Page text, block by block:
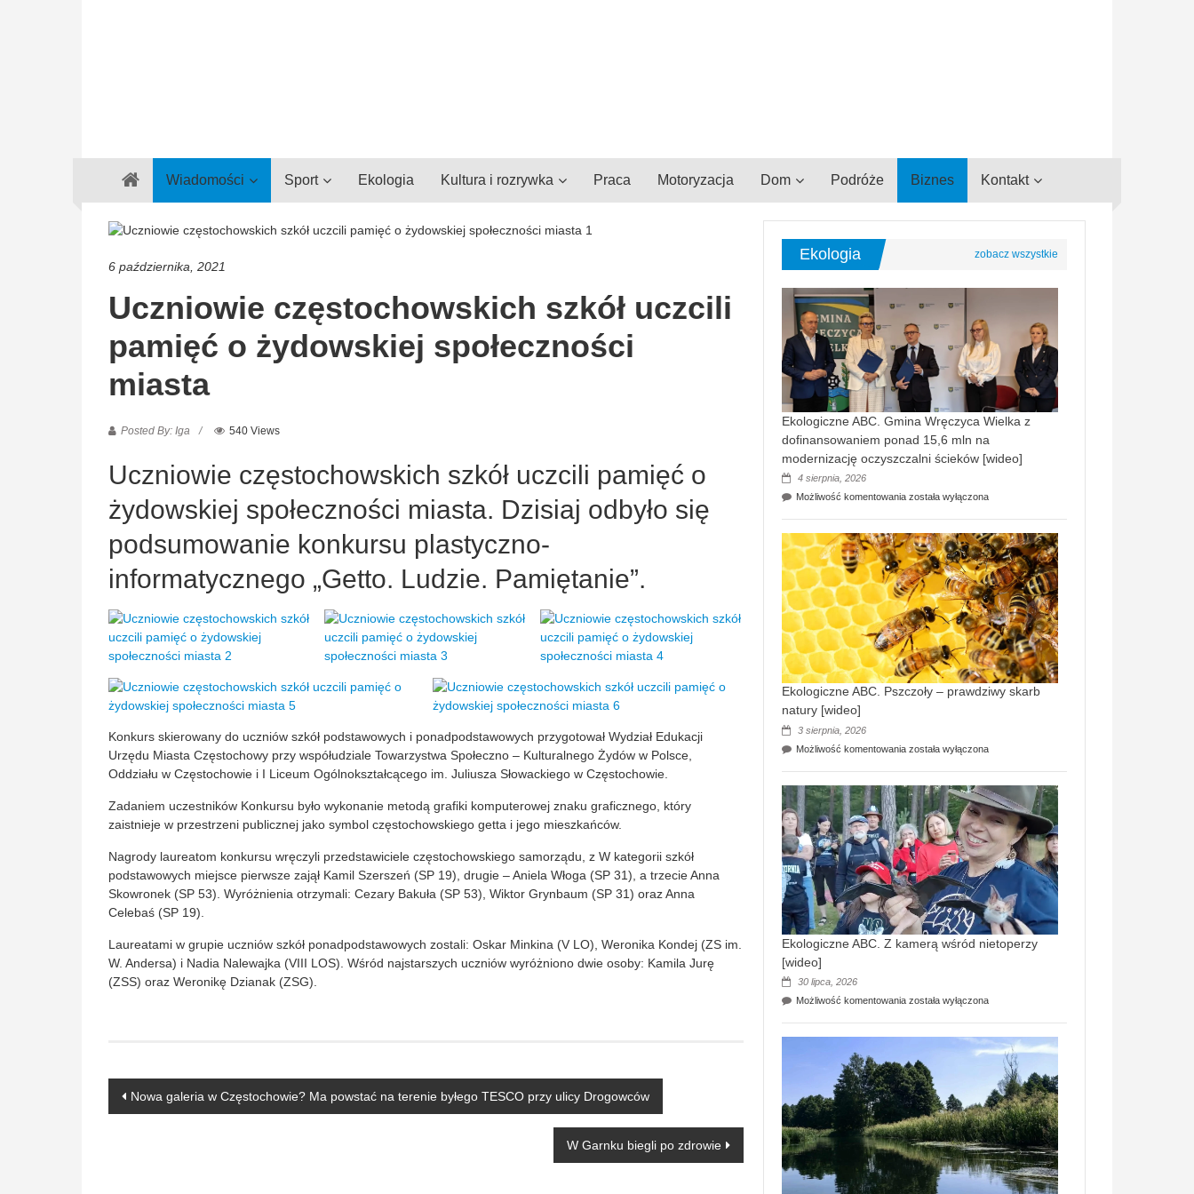
Gazeta
Regionalna
Częstochowa,
Lubliniec,
Wiadomości Sport Ekologia Kultura i rozrywka Praca Motoryzacja Dom Podróże Biznes Kontakt
6 października, 2021
Uczniowie częstochowskich szkół uczcili
pamięć o żydowskiej społeczności
miasta
Posted By: Iga 540 Views
Uczniowie częstochowskich szkół uczcili pamięć o
żydowskiej społeczności miasta. Dzisiaj odbyło się
podsumowanie konkursu plastyczno-
informatycznego „Getto. Ludzie. Pamiętanie”.
Konkurs skierowany do uczniów szkół podstawowych i ponadpodstawowych przygotował Wydział Edukacji
Urzędu Miasta Częstochowy przy współudziale Towarzystwa Społeczno – Kulturalnego Żydów w Polsce,
Oddziału w Częstochowie i I Liceum Ogólnokształcącego im. Juliusza Słowackiego w Częstochowie.
Zadaniem uczestników Konkursu było wykonanie metodą grafiki komputerowej znaku graficznego, który
zaistnieje w przestrzeni publicznej jako symbol częstochowskiego getta i jego mieszkańców.
Nagrody laureatom konkursu wręczyli przedstawiciele częstochowskiego samorządu, z W kategorii szkół
podstawowych miejsce pierwsze zajął Kamil Szerszeń (SP 19), drugie – Aniela Włoga (SP 31), a trzecie Anna
Skowronek (SP 53). Wyróżnienia otrzymali: Cezary Bakuła (SP 53), Wiktor Grynbaum (SP 31) oraz Anna
Celebaś (SP 19).
Laureatami w grupie uczniów szkół ponadpodstawowych zostali: Oskar Minkina (V LO), Weronika Kondej (ZS im.
W. Andersa) i Nadia Nalewajka (VIII LOS). Wśród najstarszych uczniów wyróżniono dwie osoby: Kamila Jurę
(ZSS) oraz Weronikę Dzianak (ZSG).
Post
Nowa galeria w Częstochowie? Ma powstać na terenie byłego TESCO przy ulicy Drogowców
W Garnku biegli po zdrowie
Ekologia
Ekologiczne ABC. Gmina Wręczyca Wielka z
dofinansowaniem ponad 15,6 mln na
modernizację oczyszczalni ścieków [wideo]
4 sierpnia, 2026
Możliwość komentowania Ekologiczne
Wręczyca
Wielka
z
dofinansowaniem
ponad
15,6
mln
na
modernizację
oczyszczalni
ścieków
[wideo]
została wyłączona
Ekologiczne ABC. Pszczoły – prawdziwy skarb
natury [wideo]
3 sierpnia, 2026
Możliwość komentowania Ekologiczne
–
prawdziwy
skarb
natury
[wideo]
została wyłączona
Ekologiczne ABC. Z kamerą wśród nietoperzy
[wideo]
30 lipca, 2026
Możliwość komentowania Ekologiczne
nietoperzy
[wideo]
została wyłączona